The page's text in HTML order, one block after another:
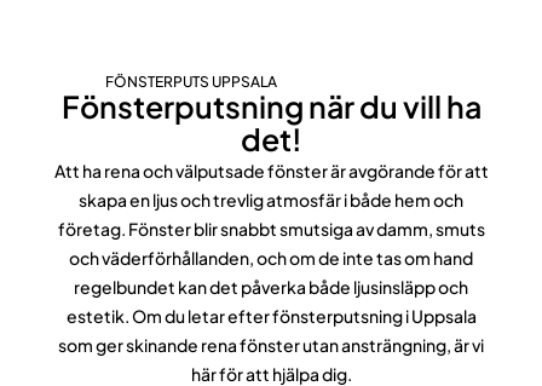
FÖNSTERPUTS UPPSALA
Fönsterputsning när du vill ha
det!
Att ha rena och välputsade fönster är avgörande för att
skapa en ljus och trevlig atmosfär i både hem och
företag. Fönster blir snabbt smutsiga av damm, smuts
och väderförhållanden, och om de inte tas om hand
regelbundet kan det påverka både ljusinsläpp och
estetik. Om du letar efter fönsterputsning i Uppsala
som ger skinande rena fönster utan ansträngning, är vi
här för att hjälpa dig.